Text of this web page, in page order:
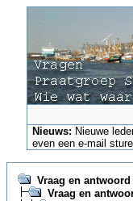
Nieuws: Nieuwe
even een e-mail
Vraag en
Vraag en